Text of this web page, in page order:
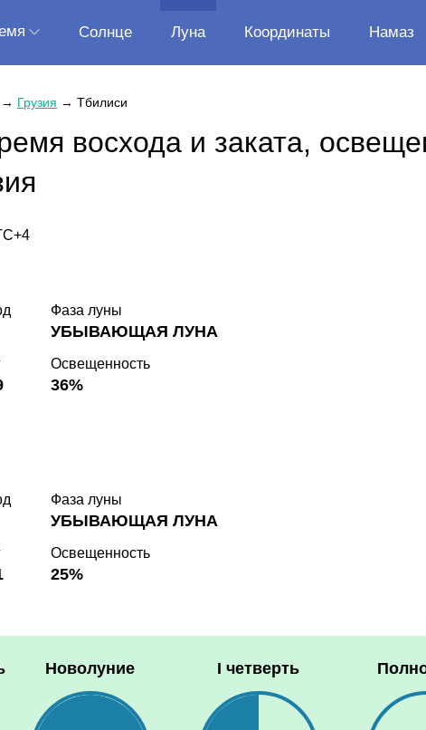
Солнце Луна Координаты Намаз
→ Грузия → Тбилиси
восхода и заката,
Фаза луны
УБЫВАЮЩАЯ ЛУНА
Освещенность
36%
Фаза луны
УБЫВАЮЩАЯ ЛУНА
Освещенность
25%
Новолуние I четверть